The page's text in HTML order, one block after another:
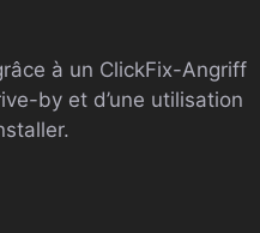
à un ClickFix-Angriff
by et d’une utilisation